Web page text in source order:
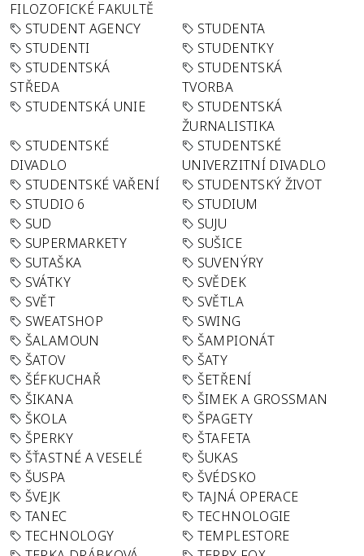
FILOZOFICKÉ FAKULTĚ
STUDENT AGENCY
STUDENTA
STUDENTI
STUDENTKY
STUDENTSKÁ
STŘEDA
STUDENTSKÁ
TVORBA
STUDENTSKÁ UNIE
STUDENTSKÁ
ŽURNALISTIKA
STUDENTSKÉ
DIVADLO
STUDENTSKÉ
UNIVERZITNÍ DIVADLO
STUDENTSKÉ VAŘENÍ
STUDENTSKÝ ŽIVOT
STUDIO 6
STUDIUM
SUD
SUJU
SUPERMARKETY
SUŠICE
SUTAŠKA
SUVENÝRY
SVÁTKY
SVĚDEK
SVĚT
SVĚTLA
SWEATSHOP
SWING
ŠALAMOUN
ŠAMPIONÁT
ŠATOV
ŠATY
ŠÉFKUCHAŘ
ŠETŘENÍ
ŠIKANA
ŠIMEK A GROSSMAN
ŠKOLA
ŠPAGETY
ŠPERKY
ŠTAFETA
ŠŤASTNÉ A VESELÉ
ŠUKAS
ŠUSPA
ŠVÉDSKO
ŠVEJK
TAJNÁ OPERACE
TANEC
TECHNOLOGIE
TECHNOLOGY
TEMPLESTORE